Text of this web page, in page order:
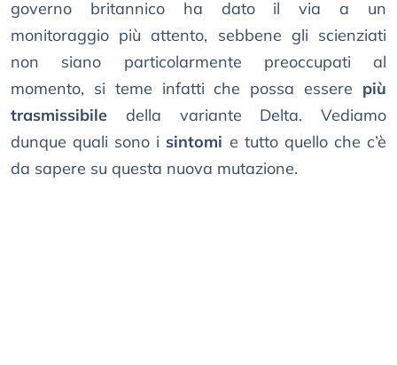
governo britannico ha dato il via a un
monitoraggio più attento, sebbene gli scienziati
non siano particolarmente preoccupati al
momento, si teme infatti che possa essere più
trasmissibile della variante Delta. Vediamo
dunque quali sono i sintomi e tutto quello che c’è
da sapere su questa nuova mutazione.